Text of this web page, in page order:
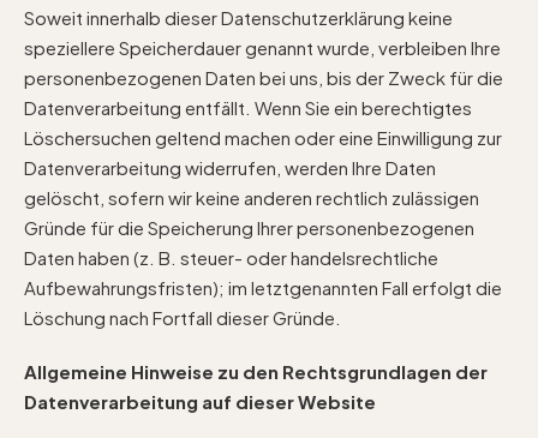
Soweit innerhalb dieser Datenschutzerklärung keine
speziellere Speicherdauer genannt wurde, verbleiben Ihre
personenbezogenen Daten bei uns, bis der Zweck für die
Datenverarbeitung entfällt. Wenn Sie ein berechtigtes
Löschersuchen geltend machen oder eine Einwilligung zur
Datenverarbeitung widerrufen, werden Ihre Daten
gelöscht, sofern wir keine anderen rechtlich zulässigen
Gründe für die Speicherung Ihrer personenbezogenen
Daten haben (z. B. steuer- oder handelsrechtliche
Aufbewahrungsfristen); im letztgenannten Fall erfolgt die
Löschung nach Fortfall dieser Gründe.
Allgemeine Hinweise zu den Rechtsgrundlagen der
Datenverarbeitung auf dieser Website